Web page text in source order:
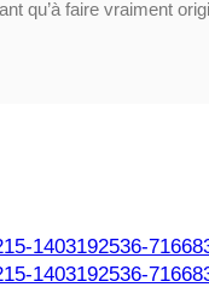
qu’à faire vraiment